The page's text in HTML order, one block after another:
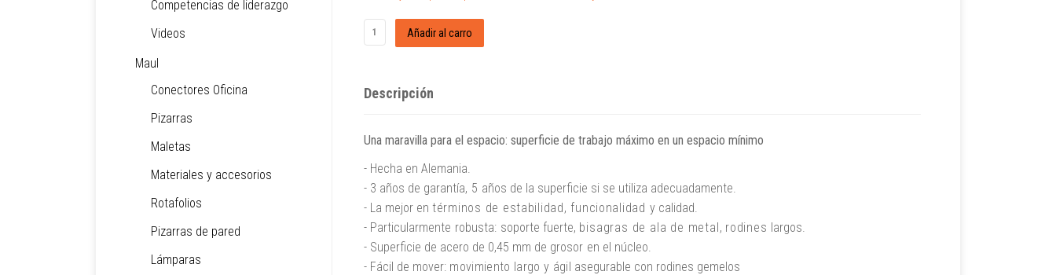
Descripción
Una maravilla para el espacio: superficie de trabajo máximo en un espacio mínimo
- Hecha en Alemania.
- 3 años de garantía, 5 años de la superficie si se utiliza adecuadamente.
- La mejor en términos de estabilidad, funcionalidad y calidad.
- Particularmente robusta: soporte fuerte, bisagras de ala de metal, rodines largos.
- Superficie de acero de 0,45 mm de grosor en el núcleo.
- Fácil de mover: movimiento largo y ágil asegurable con rodines gemelos
Competencias de liderazgo
Videos
Maul
Conectores Oficina
Pizarras
Maletas
Materiales y accesorios
Rotafolios
Pizarras de pared
Lámparas